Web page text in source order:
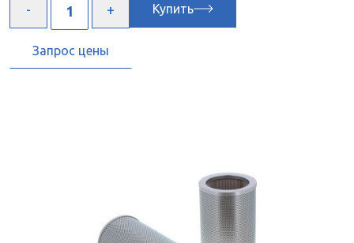
Купить
Запрос цены